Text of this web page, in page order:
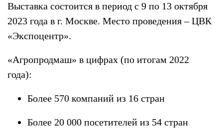
Выставка состоится в период с 9 по 13 октября
2023 года в г. Москве. Место проведения – ЦВК
«Экспоцентр».
«Агропродмаш» в цифрах (по итогам 2022
года):
Более 570 компаний из 16 стран
Более 20 000 посетителей из 54 стран